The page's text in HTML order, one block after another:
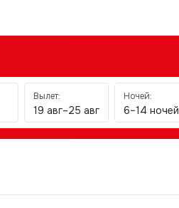
Вылет:
19 авг–25 авг
Ночей:
6–14 ночей